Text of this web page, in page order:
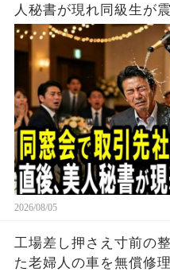
人秘書が現れ同級生が
2026/08/05
工場差し押さえ寸前の
た老婦人の車を無償修